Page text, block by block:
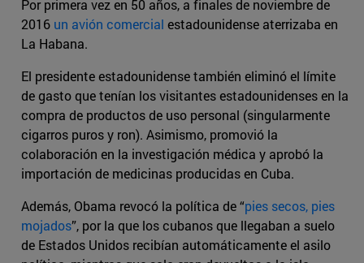
Por primera vez en 50 años, a finales de noviembre de
2016 un avión comercial estadounidense aterrizaba en
La Habana.
El presidente estadounidense también eliminó el límite
de gasto que tenían los visitantes estadounidenses en la
compra de productos de uso personal (singularmente
cigarros puros y ron). Asimismo, promovió la
colaboración en la investigación médica y aprobó la
importación de medicinas producidas en Cuba.
Además, Obama revocó la política de “pies secos, pies
mojados”, por la que los cubanos que llegaban a suelo
de Estados Unidos recibían automáticamente el asilo